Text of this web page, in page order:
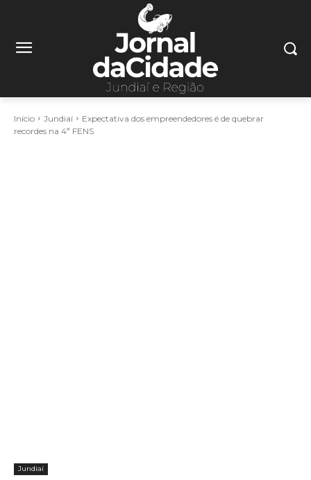
Início Jundiaí
Expectativa dos empreendedores é de quebrar
recordes na 4ª FENS
Jundiaí